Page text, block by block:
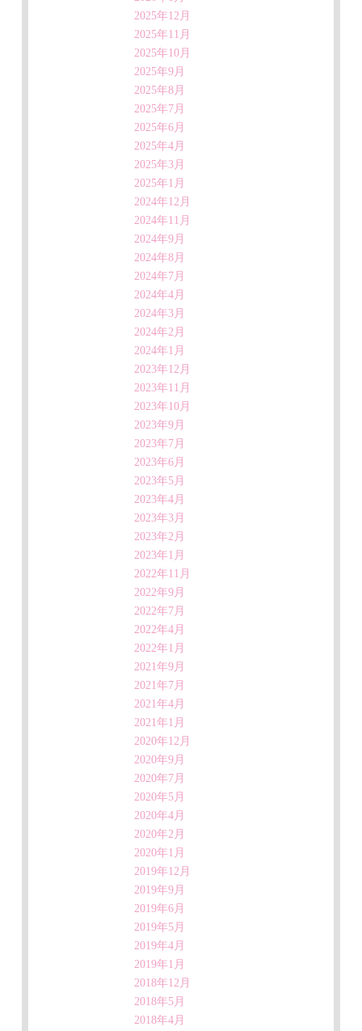
2025年12月
2025年11月
2025年10月
2025年9月
2025年8月
2025年7月
2025年6月
2025年4月
2025年3月
2025年1月
2024年12月
2024年11月
2024年9月
2024年8月
2024年7月
2024年4月
2024年3月
2024年2月
2024年1月
2023年12月
2023年11月
2023年10月
2023年9月
2023年7月
2023年6月
2023年5月
2023年4月
2023年3月
2023年2月
2023年1月
2022年11月
2022年9月
2022年7月
2022年4月
2022年1月
2021年9月
2021年7月
2021年4月
2021年1月
2020年12月
2020年9月
2020年7月
2020年5月
2020年4月
2020年2月
2020年1月
2019年12月
2019年9月
2019年6月
2019年5月
2019年4月
2019年1月
2018年12月
2018年5月
2018年4月